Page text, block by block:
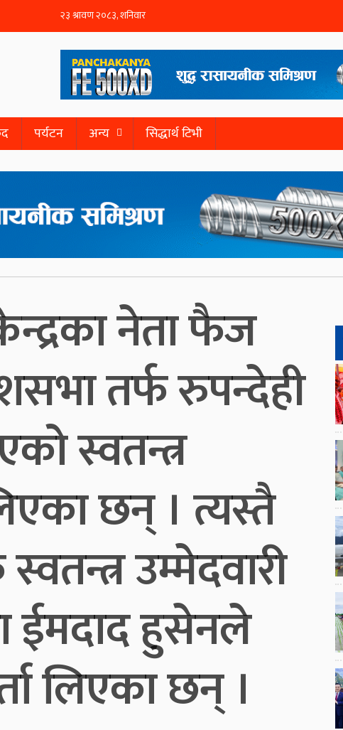
पर्यटन अन्य सिद्धार्थ टिभी
नेता फैज
तर्फ रुपन्देही
स्वतन्त्र
छन् । त्यस्तै
उम्मेदवारी
ईमदाद हुसेनले
लिएका छन् ।